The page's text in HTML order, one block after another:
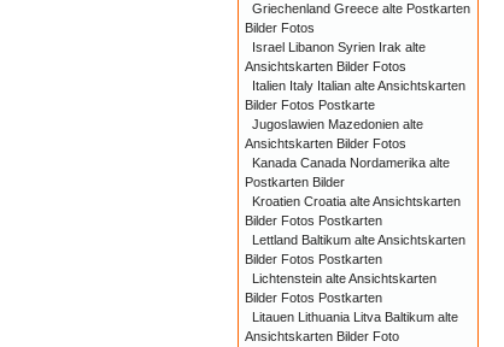
Griechenland Greece alte Postkarten
Bilder Fotos
Israel Libanon Syrien Irak alte
Ansichtskarten Bilder Fotos
Italien Italy Italian alte Ansichtskarten
Bilder Fotos Postkarte
Jugoslawien Mazedonien alte
Ansichtskarten Bilder Fotos
Kanada Canada Nordamerika alte
Postkarten Bilder
Kroatien Croatia alte Ansichtskarten
Bilder Fotos Postkarten
Lettland Baltikum alte Ansichtskarten
Bilder Fotos Postkarten
Lichtenstein alte Ansichtskarten
Bilder Fotos Postkarten
Litauen Lithuania Litva Baltikum alte
Ansichtskarten Bilder Foto